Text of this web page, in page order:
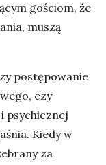
gościom, że
muszą
postępowanie
czy
psychicznej
Kiedy w
za